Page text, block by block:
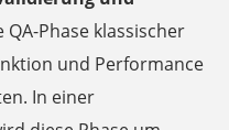
QA-Phase klassischer
und Performance
In einer